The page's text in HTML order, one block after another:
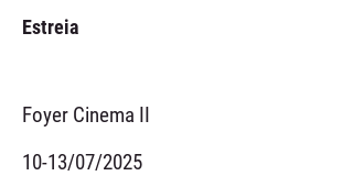
Estreia
Foyer Cinema II
10-13/07/2025